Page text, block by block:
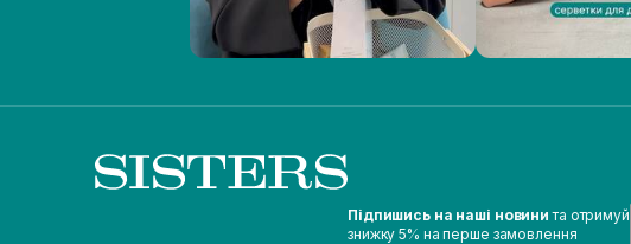
Підпишись на наші новини та отримуй
знижку 5% на перше замовлення